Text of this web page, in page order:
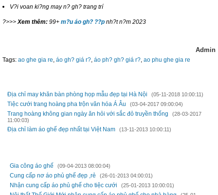
V?i voan ki?ng may n? gh? trang trí
?>>>Xem thêm: 99+ m?u áo gh? ??p nh?t n?m 2023
Admin
Tags: ao ghe gia re, áo gh? giá r?, áo ph? gh? giá r?, ao phu ghe gia re
Địa chỉ may khăn bàn phòng họp mẫu đẹp tại Hà Nội (05-11-2018 10:00:11)
Tiệc cưới trang hoàng pha trộn văn hóa Á Âu (03-04-2017 09:00:04)
Trang hoàng không gian ngày ăn hỏi với sắc đỏ truyền thống
(28-03-2017
11:00:03)
Địa chỉ làm áo ghế đẹp nhất tại Việt Nam (13-11-2013 10:00:11)
Gia công áo ghế (09-04-2013 08:00:04)
Cung cấp nơ áo phủ ghế đẹp ,rẻ (26-01-2013 04:00:01)
Nhận cung cấp áo phủ ghế cho tiệc cưới (25-01-2013 10:00:01)